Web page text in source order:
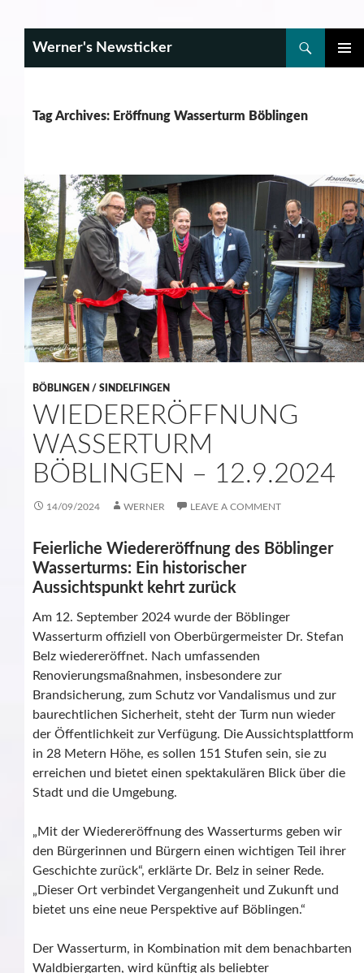
Werner's Newsticker
Tag Archives: Eröffnung Wasserturm Böblingen
BÖBLINGEN / SINDELFINGEN
WIEDERERÖFFNUNG
WASSERTURM
BÖBLINGEN – 12.9.2024
14/09/2024 WERNER LEAVE A COMMENT
Feierliche Wiedereröffnung des Böblinger
Wasserturms: Ein historischer
Aussichtspunkt kehrt zurück
Am 12. September 2024 wurde der Böblinger
Wasserturm offiziell von Oberbürgermeister Dr. Stefan
Belz wiedereröffnet. Nach umfassenden
Renovierungsmaßnahmen, insbesondere zur
Brandsicherung, zum Schutz vor Vandalismus und zur
baurechtlichen Sicherheit, steht der Turm nun wieder
der Öffentlichkeit zur Verfügung. Die Aussichtsplattform
in 28 Metern Höhe, es sollen 151 Stufen sein, sie zu
erreichen und bietet einen spektakulären Blick über die
Stadt und die Umgebung.
„Mit der Wiedereröffnung des Wasserturms geben wir
den Bürgerinnen und Bürgern einen wichtigen Teil ihrer
Geschichte zurück“, erklärte Dr. Belz in seiner Rede.
„Dieser Ort verbindet Vergangenheit und Zukunft und
bietet uns eine neue Perspektive auf Böblingen.“
Der Wasserturm, in Kombination mit dem benachbarten
Waldbiergarten, wird künftig als beliebter